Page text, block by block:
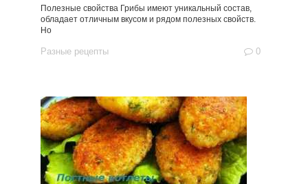
Полезные свойства Грибы имеют уникальный состав,
обладает отличным вкусом и рядом полезных свойств.
Но
Разные рецепты 0